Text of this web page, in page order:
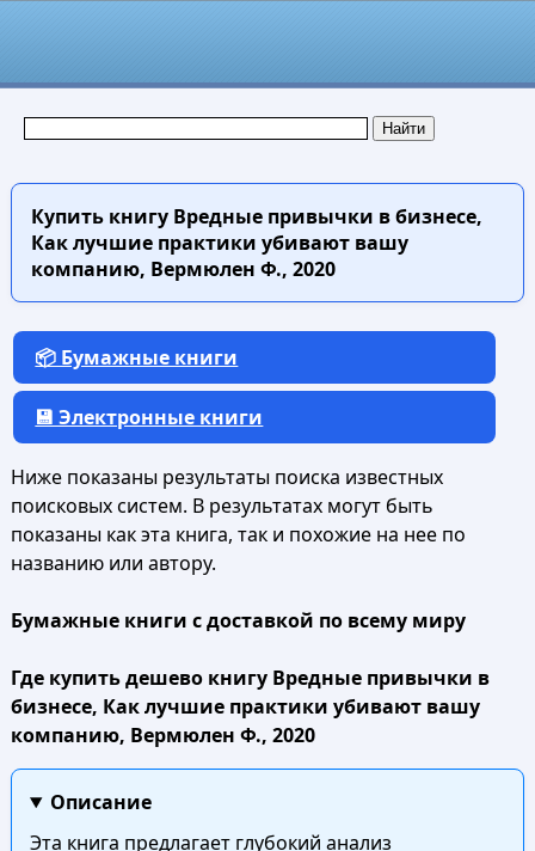
Купить книгуВредные привычки в бизнесе,
Как лучшие практики убивают вашу
компанию, Вермюлен Ф., 2020
📦 Бумажные книги
💾 Электронные книги
Ниже показаны результаты поиска известных
поисковых систем. В результатах могут быть
показаны как эта книга, так и похожие на нее по
названию или автору.
Бумажные книги с доставкой по всему миру
Где купить дешево книгу Вредные привычки в
бизнесе, Как лучшие практики убивают вашу
компанию, Вермюлен Ф., 2020
Описание
Эта книга предлагает глубокий анализ